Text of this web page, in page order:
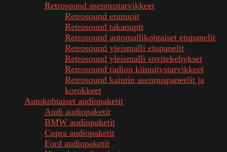
Retrosound asennustarvikkeet
Retrosound etunupit
Retrosound takanupit
Retrosound automallikohtaiset etupanelit
Retrosound yleismalli etupanelit
Retrosound yleismalli sovitekehykset
Retrosound radion kiinnitystarvikkeet
Retrosound kaiutin asennuspaneelit ja
korokkeet
Autokohtaiset audiopaketit
Audi audiopaketit
BMW audiopaketit
Cupra audiopaketit
Ford audiopaketit